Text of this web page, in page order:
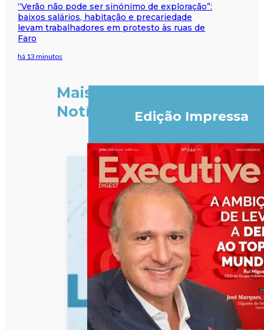
“Verão não pode ser sinónimo de exploração”:
baixos salários, habitação e precariedade
levam trabalhadores em protesto às ruas de
Faro
há 13 minutos
Mais
Notícias
Edição Impressa